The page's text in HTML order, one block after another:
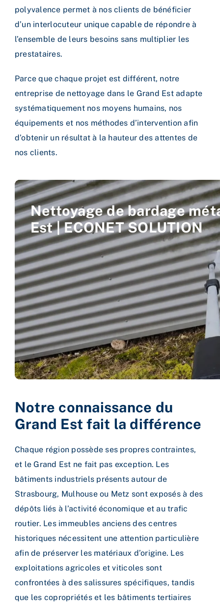
polyvalence permet à nos clients de bénéficier
d’un interlocuteur unique capable de répondre à
l’ensemble de leurs besoins sans multiplier les
prestataires.
Parce que chaque projet est différent, notre
entreprise de nettoyage dans le Grand Est adapte
systématiquement nos moyens humains, nos
équipements et nos méthodes d’intervention afin
d’obtenir un résultat à la hauteur des attentes de
nos clients.
Nettoyage de bardage
Est | ECONET SOLUTION
Notre connaissance du
Grand Est fait la différence
Chaque région possède ses propres contraintes,
et le Grand Est ne fait pas exception. Les
bâtiments industriels présents autour de
Strasbourg, Mulhouse ou Metz sont exposés à des
dépôts liés à l’activité économique et au trafic
routier. Les immeubles anciens des centres
historiques nécessitent une attention particulière
afin de préserver les matériaux d’origine. Les
exploitations agricoles et viticoles sont
confrontées à des salissures spécifiques, tandis
que les copropriétés et les bâtiments tertiaires